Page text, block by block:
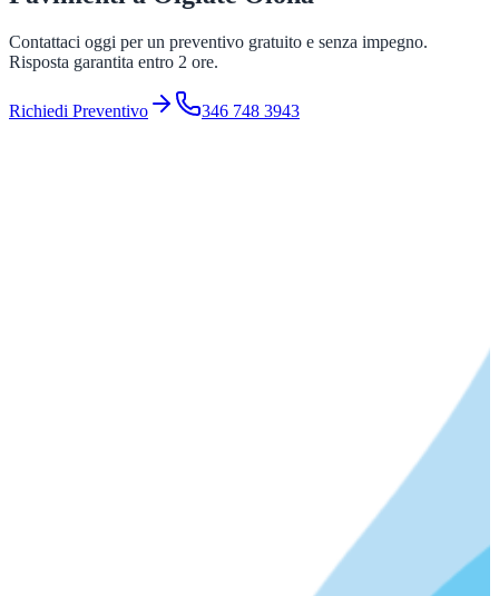
Contattaci oggi per un preventivo gratuito e senza impegno.
Risposta garantita entro 2 ore.
Richiedi Preventivo 346 748 3943